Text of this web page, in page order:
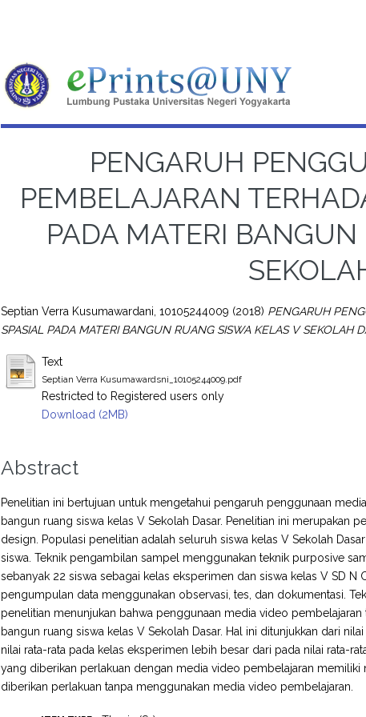
PENGARUH
PEMBELAJARAN
PADA MATERI
Septian Verra Kusumawardani, 10105244009 (2018) PENGARUH
SPASIAL PADA MATERI BANGUN RUANG SISWA KELAS V SEKOLAH
Text
Septian Verra Kusumawardsni_10105244009.pdf
Restricted to Registered users only
Download (2MB)
Abstract
Penelitian ini bertujuan untuk mengetahui pengaruh penggunaan
bangun ruang siswa kelas V Sekolah Dasar. Penelitian ini
design. Populasi penelitian adalah seluruh siswa kelas V Sekolah
siswa. Teknik pengambilan sampel menggunakan teknik purposive
sebanyak 22 siswa sebagai kelas eksperimen dan siswa kelas V SD
pengumpulan data menggunakan observasi, tes, dan dokumentasi.
penelitian menunjukan bahwa penggunaan media video
bangun ruang siswa kelas V Sekolah Dasar. Hal ini ditunjukkan dari
nilai rata-rata pada kelas eksperimen lebih besar dari pada nilai rata-
yang diberikan perlakuan dengan media video pembelajaran
diberikan perlakuan tanpa menggunakan media video pembelajaran.